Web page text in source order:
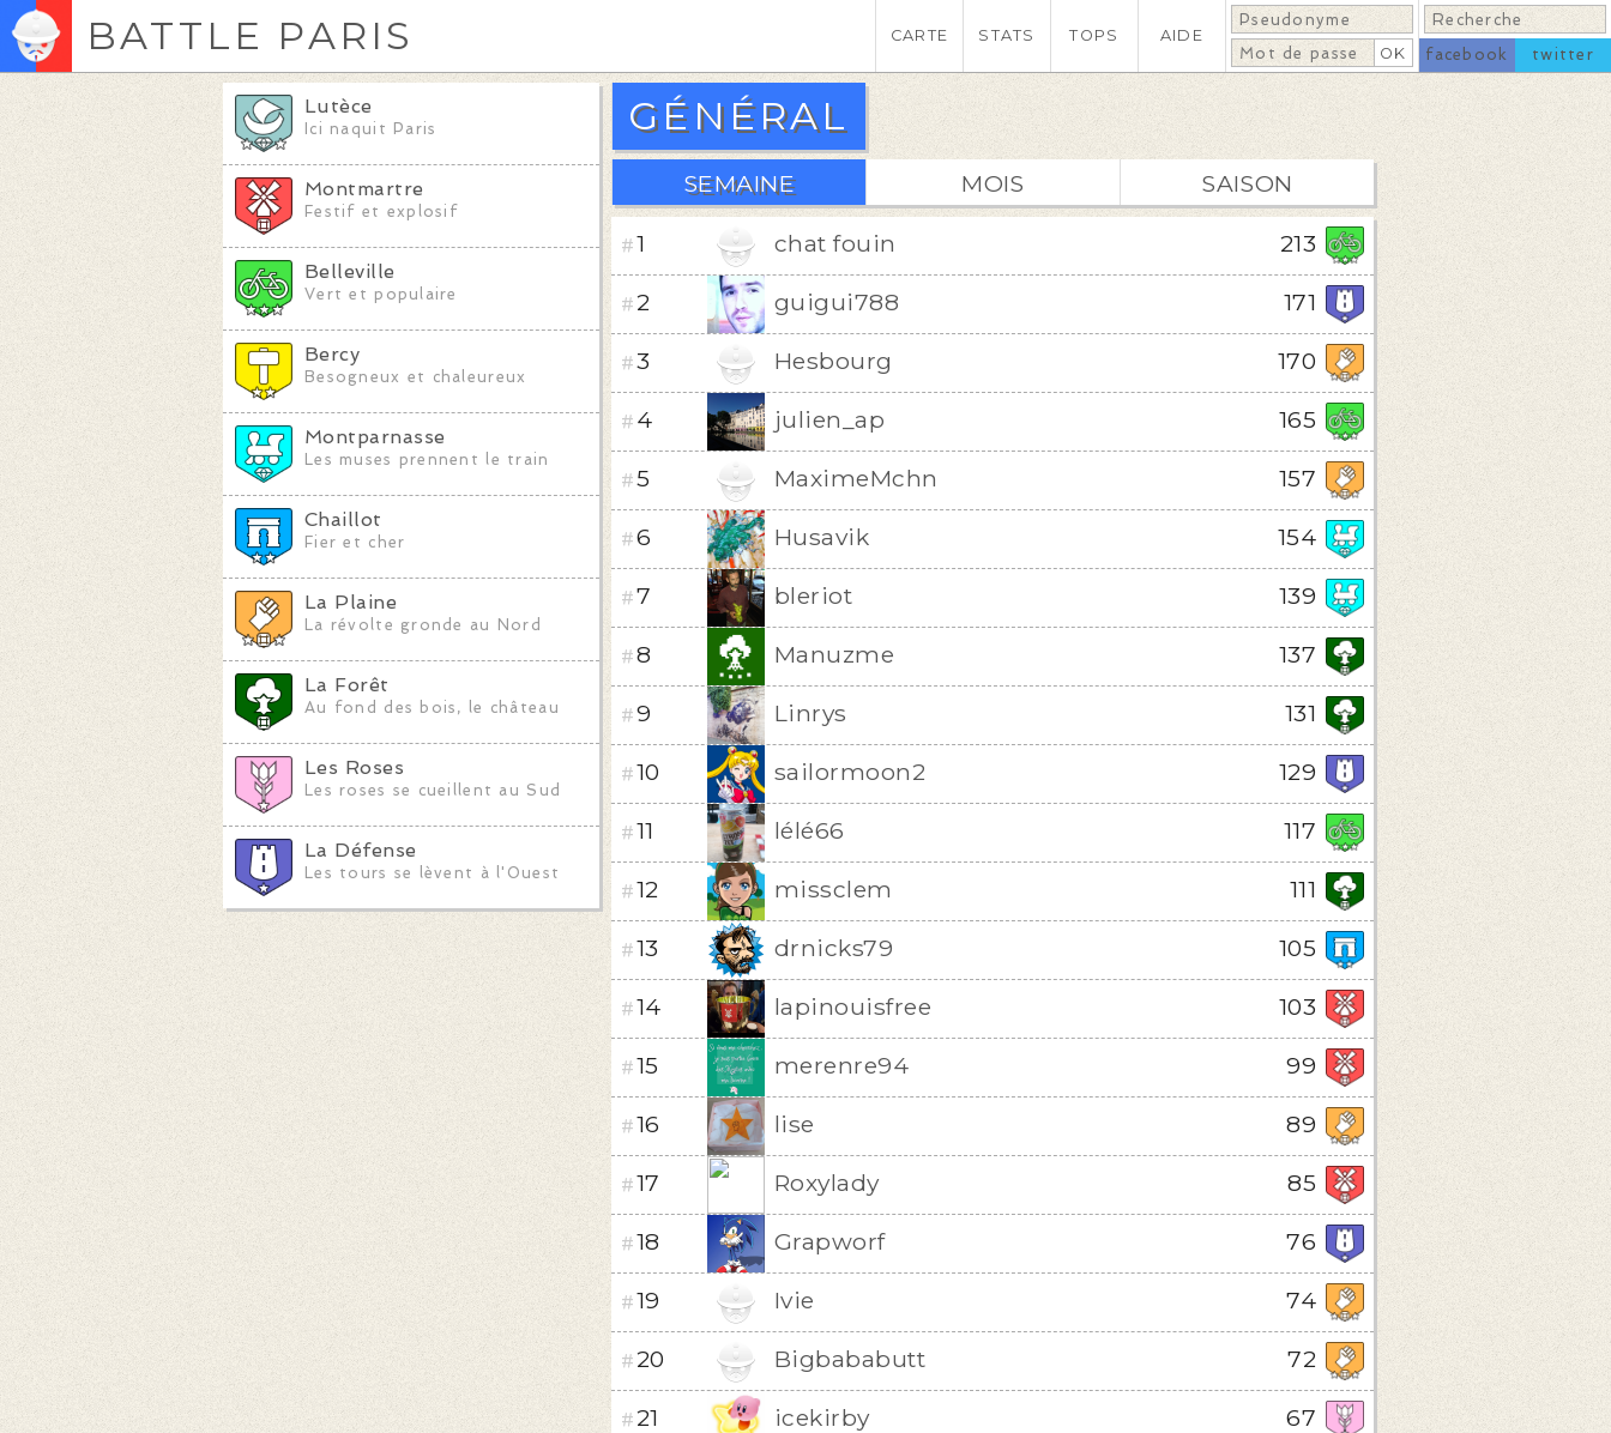
BATTLE PARIS CARTE STATS TOPS
AIDE
facebook
twitter
Lutèce
Ici naquit Paris
Montmartre
Festif et explosif
Belleville
Vert et populaire
Bercy
Besogneux et chaleureux
Montparnasse
Les muses prennent le train
Chaillot
Fier et cher
La Plaine
La révolte gronde au Nord
La Forêt
Au fond des bois, le château
Les Roses
Les roses se cueillent au Sud
La Défense
Les tours se lèvent à l'Ouest
GÉNÉRAL
SEMAINE MOIS SAISON
#1 chat fouin 213
#2 guigui788 171
#3 Hesbourg 170
# 4 julien_ap 165
#5 MaximeMchn 157
#6 Husavik 154
#7 bleriot 139
#8 Manuzme 137
#9 Linrys 131
#10 sailormoon2 129
#11 lélé66 117
#12 missclem 111
#13 drnicks79 105
#14 lapinouisfree 103
#15 merenre94 99
#16 lise 89
#17 Roxylady 85
#18 Grapworf 76
#19 Ivie 74
#20 Bigbababutt 72
#21 icekirby 67